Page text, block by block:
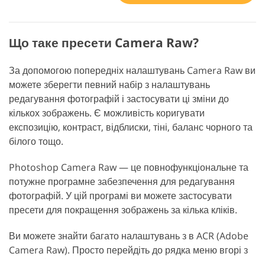
Що таке пресети Camera Raw?
За допомогою попередніх налаштувань Camera Raw ви
можете зберегти певний набір з налаштувань
редагування фотографій і застосувати ці зміни до
кількох зображень. Є можливість коригувати
експозицію, контраст, відблиски, тіні, баланс чорного та
білого тощо.
Photoshop Camera Raw — це повнофункціональне та
потужне програмне забезпечення для редагування
фотографій. У цій програмі ви можете застосувати
пресети для покращення зображень за кілька кліків.
Ви можете знайти багато налаштувань з в ACR (Adobe
Camera Raw). Просто перейдіть до рядка меню вгорі з